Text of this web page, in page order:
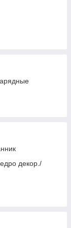
декор./